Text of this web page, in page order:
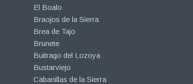
El Boalo
Braojos de la Sierra
Brea de Tajo
Brunete
Buitrago del Lozoya
Bustarviejo
Cabanillas de la Sierra